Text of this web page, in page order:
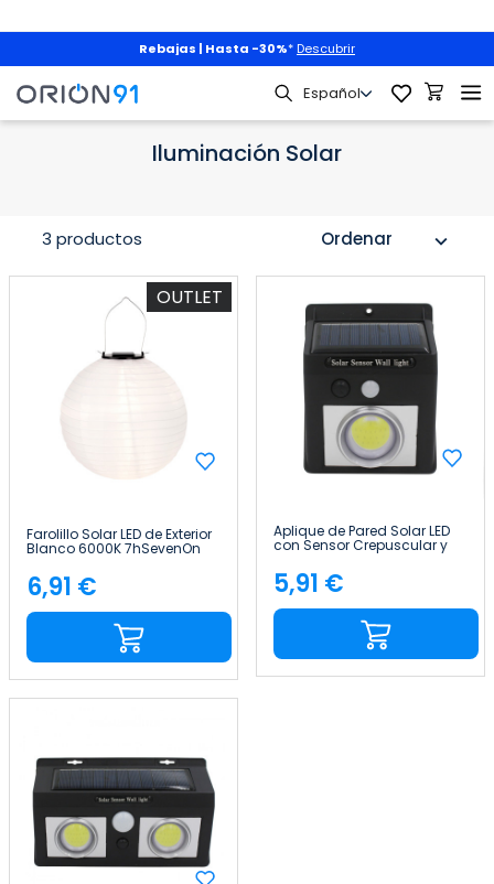
Rebajas | Hasta -30%* Descubrir
Jardín y Terraza Iluminación Exterior Iluminación Solar
Iluminación Solar
Ordenar expand_more
3 productos
OUTLET
Farolillo Solar LED de Exterior
Blanco 6000K 7hSevenOn
Precio
6,91 €
Aplique de Pared Solar LED
con Sensor Crepuscular y
Movimiento Negro 7500K
20000H 7hSevenOn
Precio
5,91 €